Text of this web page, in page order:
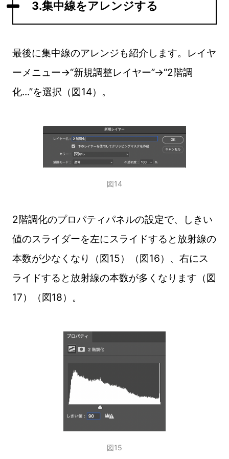
3.集中線をアレンジする
最後に集中線のアレンジも紹介します。レイヤ
ーメニュー→“新規調整レイヤー”→“2階調
化...”を選択（図14）。
図14
2階調化のプロパティパネルの設定で、しきい
値のスライダーを左にスライドすると放射線の
本数が少なくなり（図15）（図16）、右にス
ライドすると放射線の本数が多くなります（図
17）（図18）。
図15